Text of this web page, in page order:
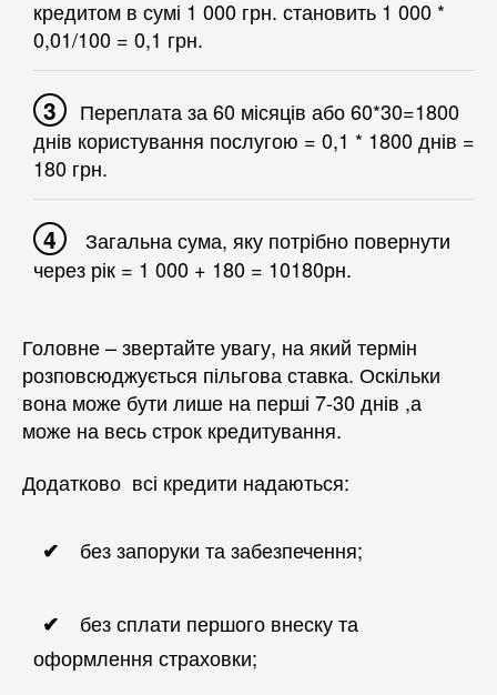
кредитом в сумі 1 000 грн. становить 1 000 *
0,01/100 = 0,1 грн.
Переплата за 60 місяців або 60*30=1800
днів користування послугою = 0,1 * 1800 днів =
180 грн.
Загальна сума, яку потрібно повернути
через рік = 1 000 + 180 = 10180рн.
Головне – звертайте увагу, на який термін
розповсюджується пільгова ставка. Оскільки
вона може бути лише на перші 7-30 днів ,а
може на весь строк кредитування.
Додатково всі кредити надаються:
без запоруки та забезпечення;
без сплати першого внеску та
оформлення страховки;